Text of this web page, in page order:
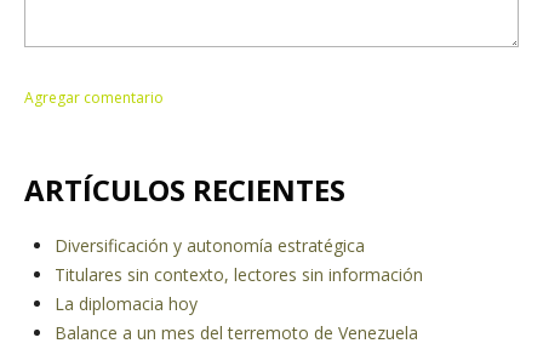
ARTÍCULOS RECIENTES
Diversificación y autonomía estratégica
Titulares sin contexto, lectores sin información
La diplomacia hoy
Balance a un mes del terremoto de Venezuela